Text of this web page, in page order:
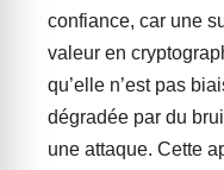
confiance, car une
valeur en
qu’elle n’est pas
dégradée par du
une attaque. Cette